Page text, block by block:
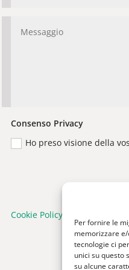
Per fornire le
memorizzare
tecnologie ci
unici su questo
su alcune
Consenso Privacy
Ho preso visione della
Cookie Policy